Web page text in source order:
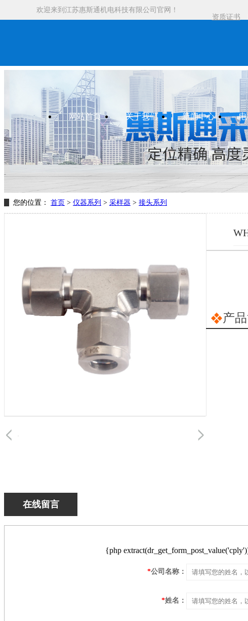
欢迎来到江苏惠斯通机电科技有限公司官网！
资质证书
网站首页 关于我们 新闻中心
您的位置： 首页 > 仪器系列 > 采样器 > 接头系列
产
在线留言
{php
*公司名称：
*姓名：